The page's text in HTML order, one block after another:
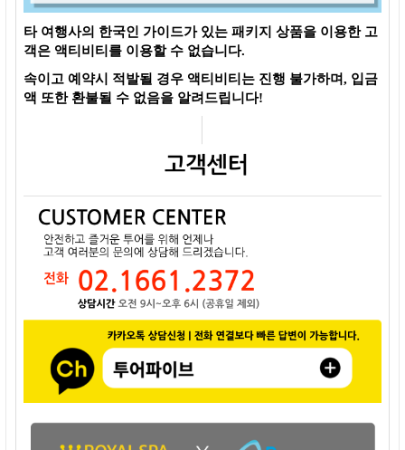
타 여행사의 한국인 가이드가 있는 패키지 상품을 이용한 고
객은 액티비티를 이용할 수 없습니다.
속이고 예약시 적발될 경우 액티비티는 진행 불가하며, 입금
액 또한 환불될 수 없음을 알려드립니다!